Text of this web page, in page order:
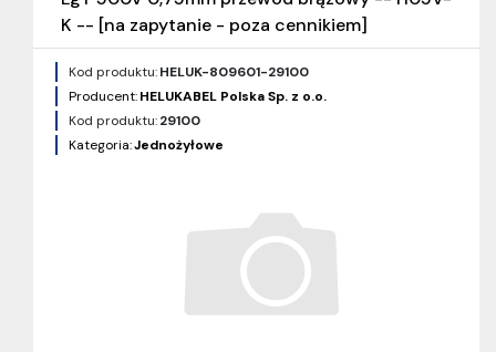
K -- [na zapytanie - poza cennikiem]
Kod produktu:HELUK-809601-29100
Producent:HELUKABEL Polska Sp. z o.o.
Kod produktu:29100
Kategoria:Jednożyłowe